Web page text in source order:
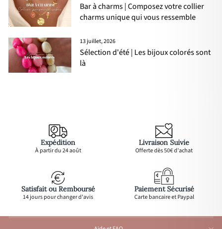
Bar à charms | Composez votre collier
charms unique qui vous ressemble
13 juillet, 2026
Sélection d'été | Les bijoux colorés sont
là
Expédition
À partir du 24 août
Livraison Suivie
Offerte dès 50€ d'achat
Satisfait ou Remboursé
14 jours pour changer d'avis
Paiement Sécurisé
Carte bancaire et Paypal